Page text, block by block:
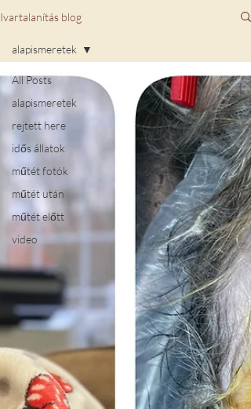
Ivartalanítás blog
All Posts
alapismeretek
rejtett here
idős állatok
műtét fotók
műtét után
műtét előtt
video
alapismeretek